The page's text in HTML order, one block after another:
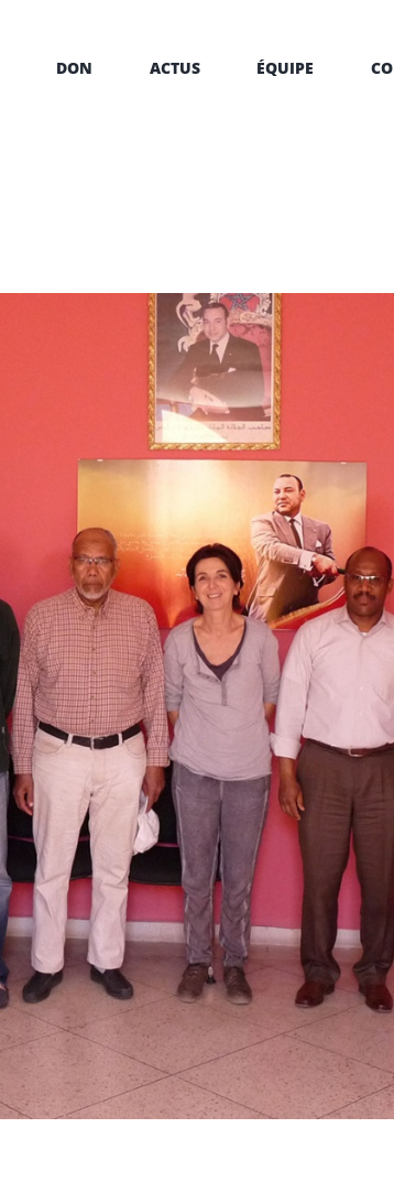
DON ACTUS ÉQUIPE